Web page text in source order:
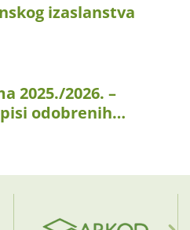
izaslanstva
2025./2026. –
odobrenih…